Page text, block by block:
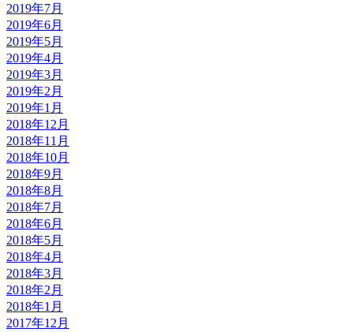
2019年7月
2019年6月
2019年5月
2019年4月
2019年3月
2019年2月
2019年1月
2018年12月
2018年11月
2018年10月
2018年9月
2018年8月
2018年7月
2018年6月
2018年5月
2018年4月
2018年3月
2018年2月
2018年1月
2017年12月